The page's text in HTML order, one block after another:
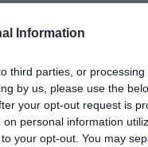
Information
third parties, or
by us, please use the
your opt-out request is
personal information
your opt-out. You may